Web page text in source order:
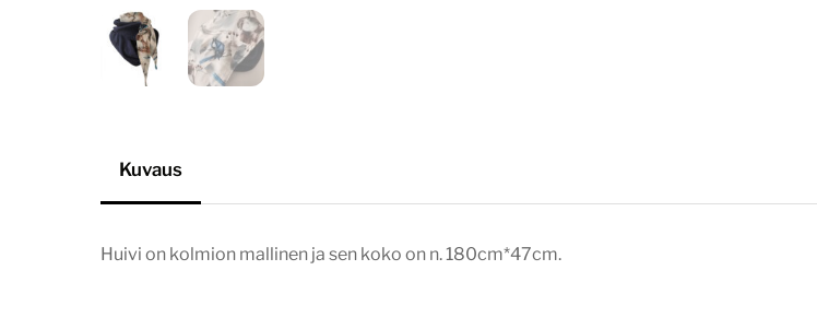
Kuvaus
Huivi on kolmion mallinen ja sen koko on n. 180cm*47cm.